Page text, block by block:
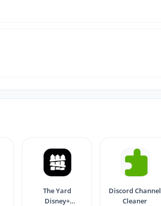
The Yard
Disney+
Discord Channel
Cleaner